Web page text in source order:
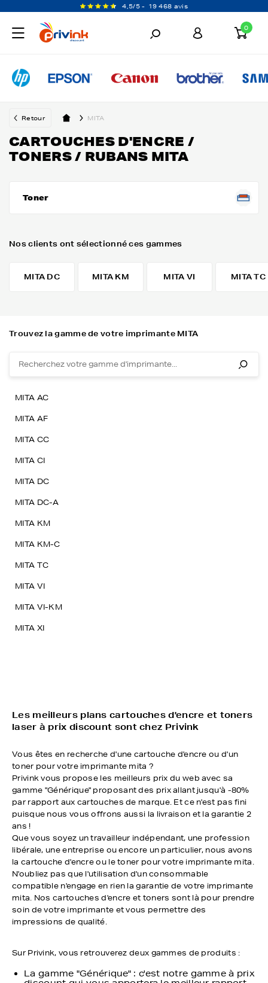
4,5/5 - 19 468 avis
0
Retour MITA
CARTOUCHES D'ENCRE /
TONERS / RUBANS MITA
Toner
Nos clients ont sélectionné ces gammes
MITA DC MITA KM MITA VI MITA TC
Trouvez la gamme de votre imprimante MITA
MITA AC
MITA AF
MITA CC
MITA CI
MITA DC
MITA DC-A
MITA KM
MITA KM-C
MITA TC
MITA VI
MITA VI-KM
MITA XI
Les meilleurs plans cartouches d'encre et toners
laser à prix discount sont chez Privink
Vous êtes en recherche d'une cartouche d'encre ou d'un
toner pour votre imprimante mita ?
Privink vous propose les meilleurs prix du web avec sa
gamme "Générique" proposant des prix allant jusqu'à -80%
par rapport aux cartouches de marque. Et ce n'est pas fini
puisque nous vous offrons aussi la livraison et la garantie 2
ans !
Que vous soyez un travailleur indépendant, une profession
libérale, une entreprise ou encore un particulier, nous avons
la cartouche d'encre ou le toner pour votre imprimante mita.
N'oubliez pas que l'utilisation d'un consommable
compatible n'engage en rien la garantie de votre imprimante
mita. Nos cartouches d'encre et toners sont là pour prendre
soin de votre imprimante et vous permettre des
impressions de qualité.
Sur Privink, vous retrouverez deux gammes de produits :
La gamme "Générique" : c'est notre gamme à prix